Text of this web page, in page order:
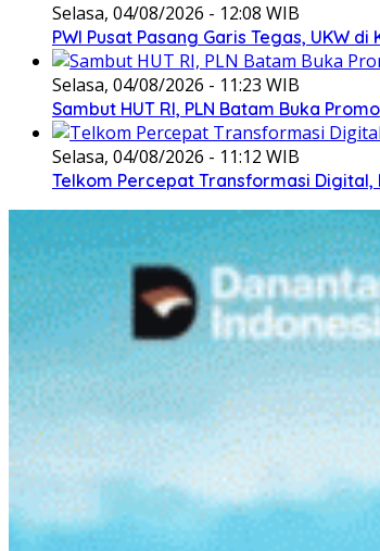
Selasa, 04/08/2026 - 12:08 WIB
PWI Pusat Pasang Garis Tegas, UKW
Selasa, 04/08/2026 - 11:23 WIB
Sambut HUT RI, PLN Batam Buka
Selasa, 04/08/2026 - 11:12 WIB
Telkom Percepat Transformasi Digital,